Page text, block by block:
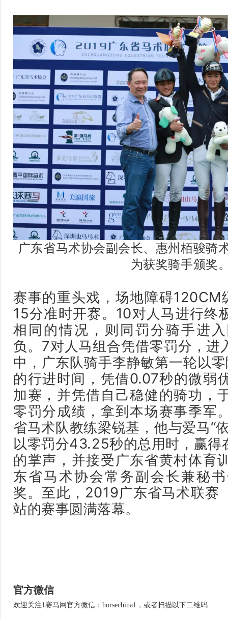
广东省马术协会副会长、惠州栢骏骑
为获奖骑手颁奖
赛事的重头戏，场地障碍
15分准时开赛。10对人马进行终
相同的情况，则同罚分骑手进
负。7对人马组合凭借零罚分，进
中，广东队骑手李静敏第一轮以
的行进时间，凭借0.07秒的微弱
加赛，并凭借自己稳健的骑功，
零罚分成绩，拿到本场赛事季军
省马术队教练梁锐基，他与爱马“
以零罚分43.25秒的总用时，赢得
的掌声，并接受广东省黄村体育
东省马术协会常务副会长兼秘
奖。至此，2019广东省马术联赛
站的赛事圆满落幕。
官方微信
欢迎关注1赛马网官方微信：horsechina1，或者扫描以下二维码